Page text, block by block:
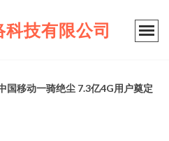
技有限公司
国移动一骑绝尘 7.3亿4G用户奠定